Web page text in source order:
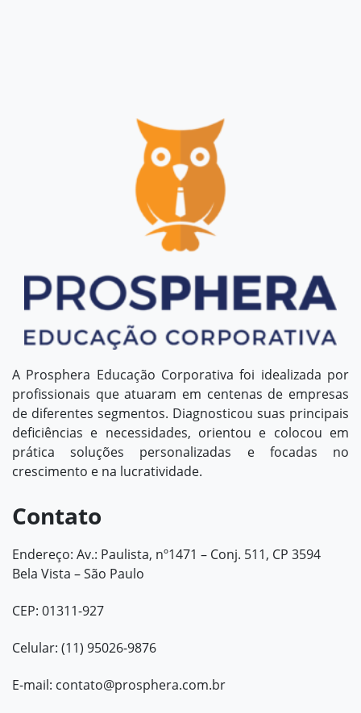
A Prosphera Educação Corporativa foi idealizada por
profissionais que atuaram em centenas de empresas
de diferentes segmentos. Diagnosticou suas principais
deficiências e necessidades, orientou e colocou em
prática soluções personalizadas e focadas no
crescimento e na lucratividade.
Contato
Endereço: Av.: Paulista, nº1471 – Conj. 511, CP 3594
Bela Vista – São Paulo
CEP: 01311-927
Celular: (11) 95026-9876
E-mail: contato@prosphera.com.br